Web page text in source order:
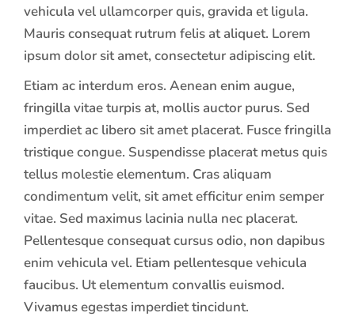
vehicula vel ullamcorper quis, gravida et ligula.
Mauris consequat rutrum felis at aliquet. Lorem
ipsum dolor sit amet, consectetur adipiscing elit.
Etiam ac interdum eros. Aenean enim augue,
fringilla vitae turpis at, mollis auctor purus. Sed
imperdiet ac libero sit amet placerat. Fusce fringilla
tristique congue. Suspendisse placerat metus quis
tellus molestie elementum. Cras aliquam
condimentum velit, sit amet efficitur enim semper
vitae. Sed maximus lacinia nulla nec placerat.
Pellentesque consequat cursus odio, non dapibus
enim vehicula vel. Etiam pellentesque vehicula
faucibus. Ut elementum convallis euismod.
Vivamus egestas imperdiet tincidunt.